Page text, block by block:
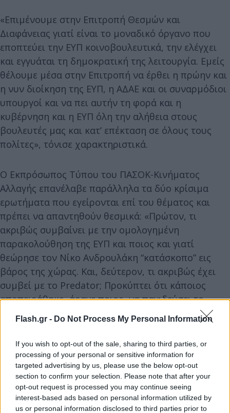
Flash.gr - Do Not Process My Personal Information
If you wish to opt-out of the sale, sharing to third parties, or
processing of your personal or sensitive information for
targeted advertising by us, please use the below opt-out
section to confirm your selection. Please note that after your
opt-out request is processed you may continue seeing
interest-based ads based on personal information utilized by
us or personal information disclosed to third parties prior to
«Επιμένουμε στην Επιτροπή Θεσμών και
Διαφάνειας γιατί είναι το μοναδικό όργανο που
εποπτεύει την ΕΥΠ κοινοβουλευτικά, την ελέγχει
και εγγυάται τη δημοκρατική της λειτουργία. Εμείς
θέλουμε μέσα στην Επιτροπή να έρθει η πρώην και
η νυν διοίκηση της ΕΥΠ, η ΑΔΑΕ και οι συναρμόδιοι
υπουργοί και να πει αυτήν τη φορά και η
κυβέρνηση και η ΕΥΠ όλη την αλήθεια στους
βουλευτές μας και κατ’ επέκταση σε όλους τους
πολίτες», τόνισε χαρακτηριστικά.
Ο Εκπρόσωπος Τύπου του ΠΑΣΟΚ-Κινήματος
Αλλαγής επανέλαβε παράλληλα τα δύο κρίσιμα
ερωτήματα που εγείρονται επί του θέματος και
πρέπει να απαντηθούν θεσμικά: «Πρώτον, τι
ακριβώς συμβαίνει με την ομολογημένη
παρακολούθηση της ΕΥΠ και ποιος και γιατί
θεώρησε τον Νίκο Ανδρουλάκη “κατάσκοπο” εις
βάρος της χώρας. Και, δεύτερον, τι ακριβώς έχει
συμβεί με το Predator; Προκύπτει ότι κάποιος
αποπειράθηκε -άραγε ποιος- να παγιδεύσει το
κινητό τηλέφωνο του Νίκου Ανδρουλάκη κατά
διαβολική σύμπτωση την ίδια ακριβώς περίοδο
που έχει ξεκινήσει και έχει παραταθεί η
παρακολούθηση από την ΕΥΠ».